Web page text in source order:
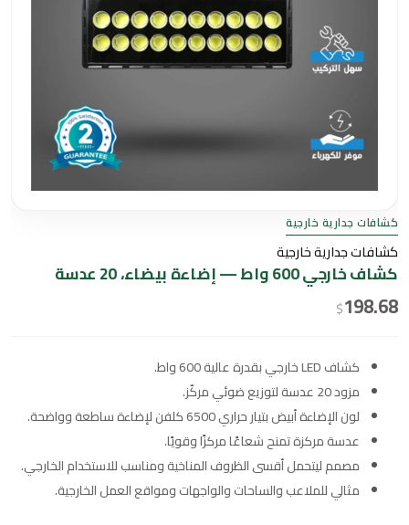
كشافات جدارية خارجية
كشافات جدارية خارجية
كشاف خارجي 600 واط — إضاءة بيضاء، 20 عدسة
$198.68
كشاف LED خارجي بقدرة عالية 600 واط.
مزود 20 عدسة لتوزيع ضوئي مركّز.
لون الإضاءة أبيض بتيار حراري 6500 كلفن لإضاءة ساطعة وواضحة.
عدسة مركزة تمنح شعاعًا مركزًا وقويًا.
مصمم ليتحمل أقسى الظروف المناخية ومناسب للاستخدام الخارجي.
مثالي للملاعب والساحات والواجهات ومواقع العمل الخارجية.